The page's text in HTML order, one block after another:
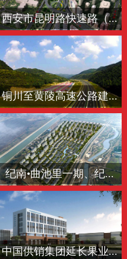
西安市昆明路快速路（...
铜川至黄陵高速公路建...
纪南•曲池里一期、纪...
中国供销集团延长果业...